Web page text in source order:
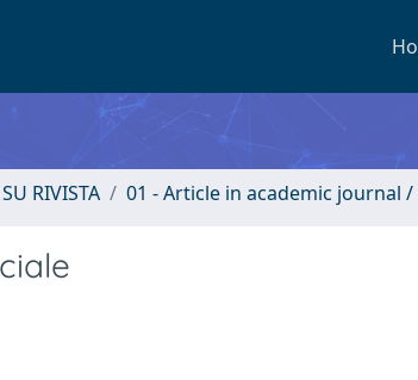
RIVISTA 01 - Article in academic journal